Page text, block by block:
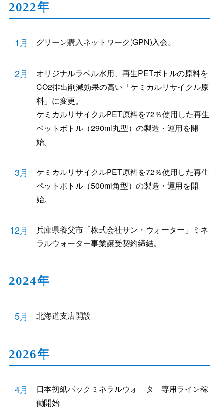
2022年
1月 グリーン購入ネットワーク(GPN)入会。
2月
オリジナルラベル水用、再生PETボトルの原料を
CO2排出削減効果の高い「ケミカルリサイクル原
料」に変更。
ケミカルリサイクルPET原料を72％使用した再生
ペットボトル（290ml丸型）の製造・運用を開
始。
3月
ケミカルリサイクルPET原料を72％使用した再生
ペットボトル（500ml角型）の製造・運用を開
始。
12月
兵庫県養父市「株式会社サン・ウォーター」ミネ
ラルウォーター事業譲受契約締結。
2024年
5月 北海道支店開設
2026年
4月
日本初紙パックミネラルウォーター専用ライン稼
働開始